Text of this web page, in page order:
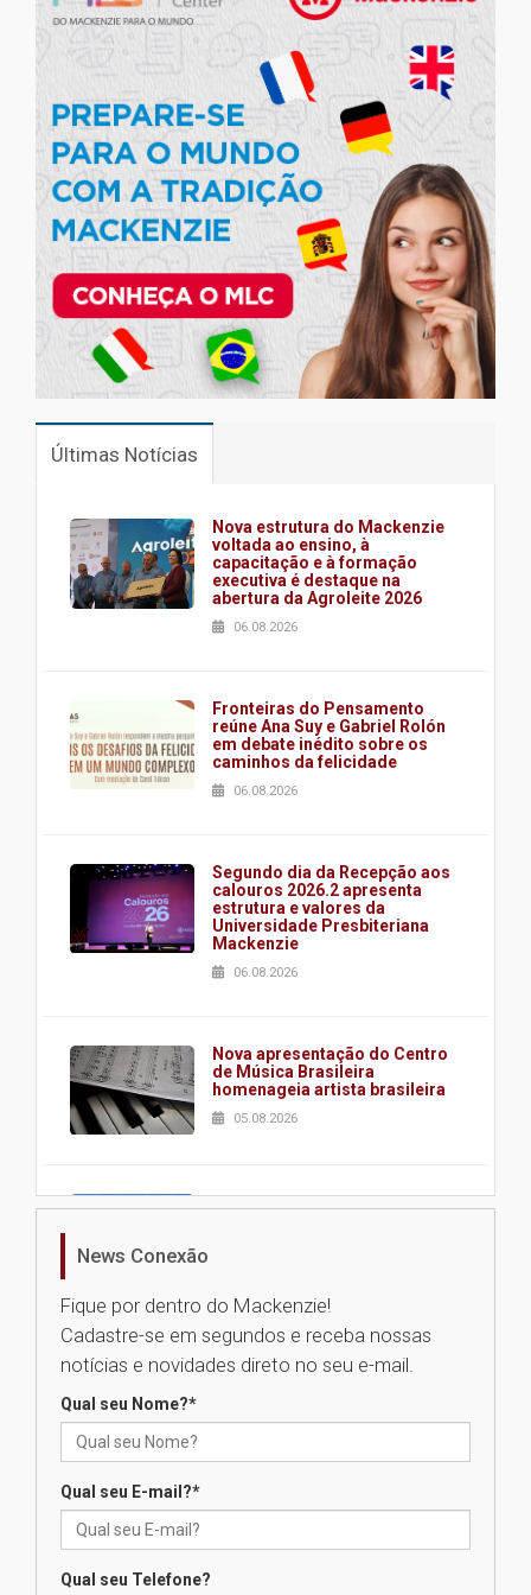
Últimas Notícias
Nova estrutura do Mackenzie
voltada ao ensino, à
capacitação e à formação
executiva é destaque na
abertura da Agroleite 2026
06.08.2026
Fronteiras do Pensamento
reúne Ana Suy e Gabriel Rolón
em debate inédito sobre os
caminhos da felicidade
06.08.2026
Segundo dia da Recepção aos
calouros 2026.2 apresenta
estrutura e valores da
Universidade Presbiteriana
Mackenzie
06.08.2026
Nova apresentação do Centro
de Música Brasileira
homenageia artista brasileira
05.08.2026
Universidade Mackenzie
Seminário discute desafios
das novas tecnologias em
calouros do segundo semestre
News Conexão
Fique por dentro do Mackenzie!
Cadastre-se em segundos e receba nossas
notícias e novidades direto no seu e-mail.
Qual seu Nome?*
Qual seu E-mail?*
Qual seu Telefone?